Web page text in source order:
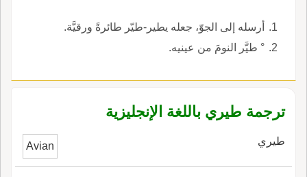
أرسله إلى الجوّ، جعله يطير-طيّر طائرةً ورقيَّة.
° طيَّر النومَ من عينيه.
ترجمة طيري باللغة الإنجليزية
طيري Avian